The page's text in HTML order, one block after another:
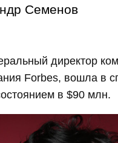
Семенов
директор
Forbes, вошла в
в $90 млн.